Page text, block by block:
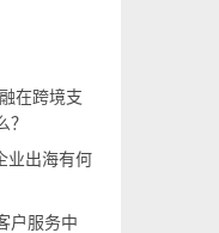
在跨境支
业出海有何
户服务中